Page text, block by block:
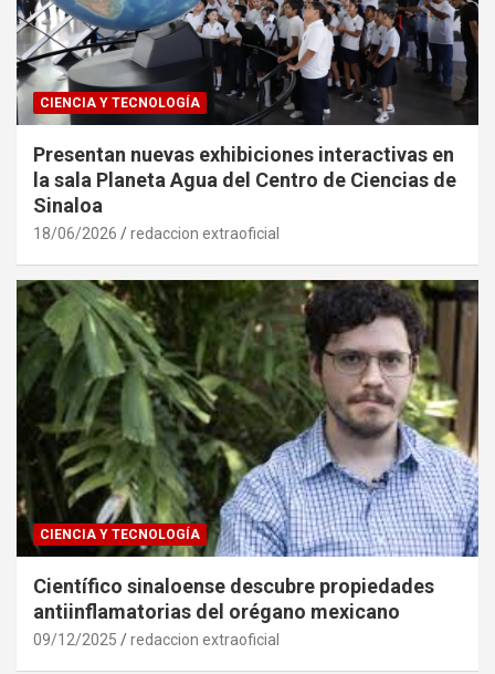
CIENCIA Y TECNOLOGÍA
Presentan nuevas exhibiciones interactivas en
la sala Planeta Agua del Centro de Ciencias de
Sinaloa
18/06/2026 redaccion extraoficial
CIENCIA Y TECNOLOGÍA
Científico sinaloense descubre propiedades
antiinflamatorias del orégano mexicano
09/12/2025 redaccion extraoficial